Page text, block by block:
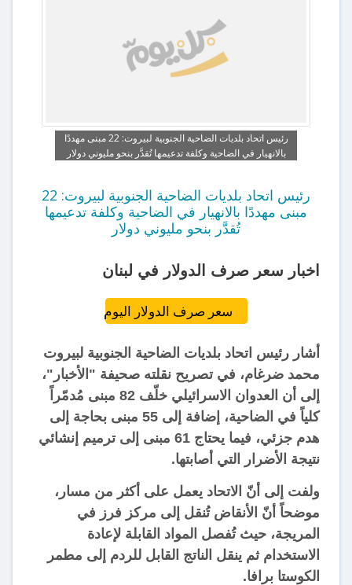
رئيس اتحاد بلديات الضاحية الجنوبية لبيروت: 22 مبنى مهددًا
بالانهيار في الضاحية وكلفة تدعيمها تُقدَّر بنحو مليوني دولار
رئيس اتحاد بلديات الضاحية الجنوبية لبيروت: 22
مبنى مهددًا بالانهيار في الضاحية وكلفة تدعيمها
تُقدَّر بنحو مليوني دولار
اخبار سعر صرف الدولار في لبنان
سعر صرف الدولار اليوم
أشار رئيس اتحاد بلديات الضاحية الجنوبية لبيروت ​
محمد ضرغام​، في تصريح نقلته صحيفة "الأخبار"،
إلى أن العدوان الاسرائيلي خلّف 82 مبنى مُدمّراً
كلياً في الضاحية، إضافة إلى 55 مبنى بحاجة إلى
هدم جزئي، فيما يحتاج 61 مبنى إلى ترميم إنشائي
نتيجة الأضرار التي أصابتها.
ولفت إلى أنّ الاتحاد يعمل على أكثر من مسار،
موضحاً أنّ الأنقاض تُنقل إلى مركز فرز في
المريجة، حيث تُفصل المواد القابلة لإعادة
الاستخدام ثم ينقل الناتج القابل للردم إلى مطمر
الكوستا برافا.